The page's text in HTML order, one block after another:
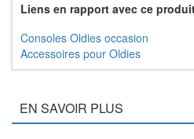
Liens en rapport avec ce
Consoles Oldies occasion
Accessoires pour Oldies
EN SAVOIR PLUS